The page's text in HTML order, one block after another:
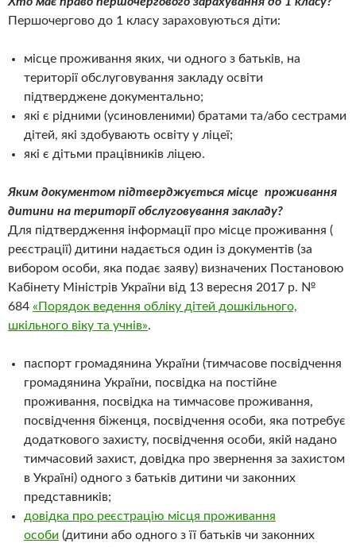
Першочергово до 1 класу зараховуються діти:
місце проживання яких, чи одного з батьків, на
території обслуговування закладу освіти
підтверджене документально;
які є рідними (усиновленими) братами та/або сестрами
дітей, які здобувають освіту у ліцеї;
які є дітьми працівників ліцею.
Яким документом підтверджується місце проживання
дитини на території обслуговування закладу?
Для підтвердження інформації про місце проживання (
реєстрації) дитини надається один із документів (за
вибором особи, яка подає заяву) визначених Постановою
Кабінету Міністрів України від 13 вересня 2017 р. №
684 «Порядок ведення обліку дітей дошкільного,
шкільного віку та учнів».
паспорт громадянина України (тимчасове посвідчення
громадянина України, посвідка на постійне
проживання, посвідка на тимчасове проживання,
посвідчення біженця, посвідчення особи, яка потребує
додаткового захисту, посвідчення особи, якій надано
тимчасовий захист, довідка про звернення за захистом
в Україні) одного з батьків дитини чи законних
представників;
довідка про реєстрацію місця проживання
особи (дитини або одного з її батьків чи законних